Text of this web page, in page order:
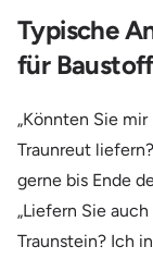
Typische
für
„Könnten Sie
Traunreut
gerne bis Ende
„Liefern Sie
Traunstein? Ich